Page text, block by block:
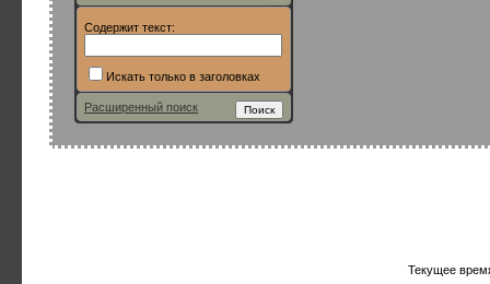
Содержит текст:
Искать только в заголовках
Расширенный поиск
Текущее